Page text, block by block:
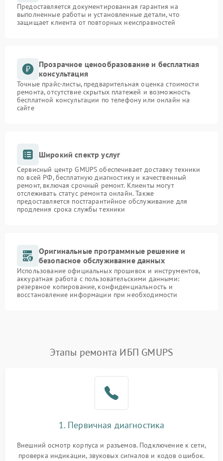
Предоставляется документированная гарантия на
выполненные работы и установленные детали, что
защищает клиента от повторных неисправностей
Прозрачное ценообразование и бесплатная
консультация
Точные прайс-листы, предварительная оценка стоимости
ремонта, отсутствие скрытых платежей и возможность
бесплатной консультации по телефону или онлайн на
сайте
Широкий спектр услуг
Сервисный центр GMUPS обеспечивает доставку техники
по всей РФ, бесплатную диагностику и качественный
ремонт, включая срочный ремонт. Клиенты могут
отслеживать статус ремонта онлайн. Также
предоставляется постгарантийное обслуживание для
продления срока службы техники
Оригинальные программные решение и
безопасное обслуживание данных
Использование официальных прошивок и инструментов,
аккуратная работа с пользовательскими данными:
резервное копирование, конфиденциальность и
восстановление информации при необходимости
Этапы ремонта ИБП GMUPS
1. Первичная диагностика
Внешний осмотр корпуса и разъемов. Подключение к сети,
проверка индикации, звуковых сигналов и кодов ошибок.